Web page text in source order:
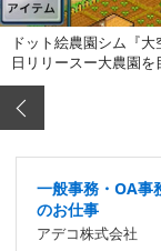
ドット絵農園シム『
日リリースー大農園を
一般事務・OA事
のお仕事
アデコ株式会社